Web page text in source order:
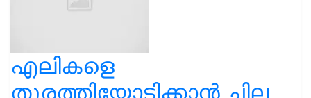
എലികളെ
തുരത്തിയോടിക്കാൻ ചില